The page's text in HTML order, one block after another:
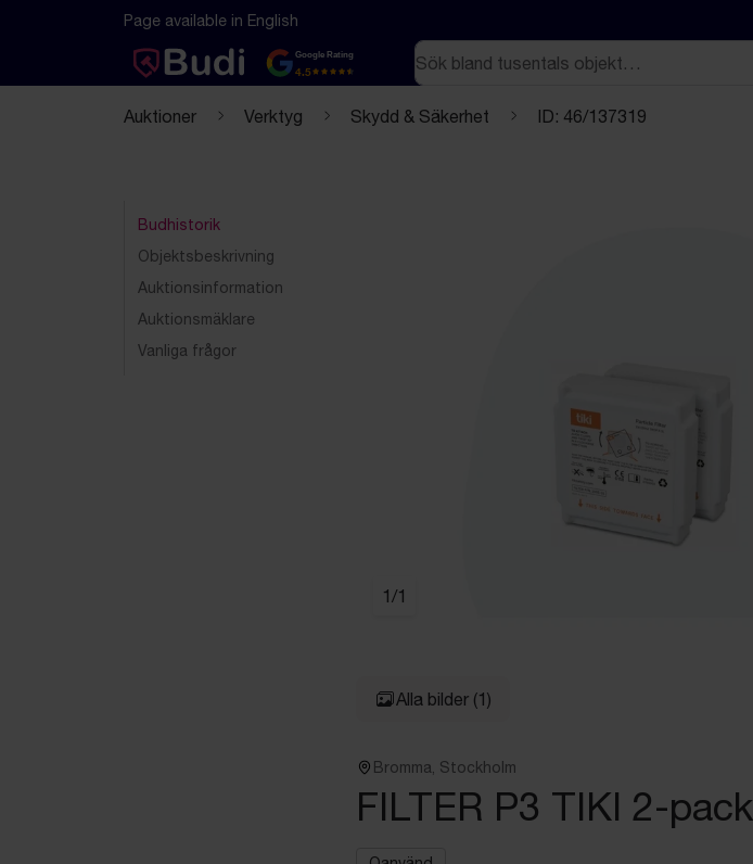
Hoppa till innehåll
Textbaserad (markdown) version av denna sida
Page available in English
Google Rating
4.5
Sök
Auktioner Verktyg Skydd & Säkerhet ID: 46/137319
Budhistorik
Objektsbeskrivning
Auktionsinformation
Auktionsmäklare
Vanliga frågor
1 /1
Alla bilder (1)
Bromma, Stockholm
FILTER P3 TIKI 2-pack